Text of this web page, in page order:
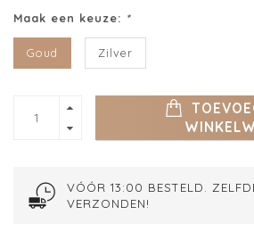
Maak een keuze: *
Goud Zilver
VÓÓR 13:00 BESTELD.
VERZONDEN!